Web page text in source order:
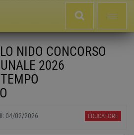
NIDO CONCORSO
2026
04/02/2026 EDUCATORE